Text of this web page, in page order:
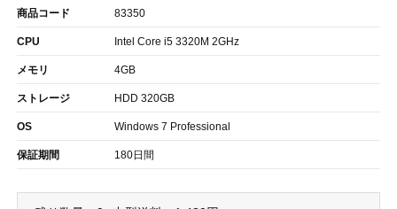
商品コード 83350
CPU Intel Core i5 3320M 2GHz
メモリ 4GB
ストレージ HDD 320GB
OS Windows 7 Professional
保証期間 180日間